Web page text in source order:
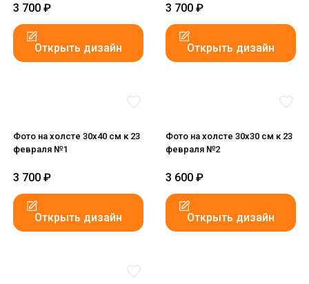
3 700 ₽
Открыть дизайн
3 700 ₽
Открыть дизайн
Фото на холсте 30х40 см к 23
февраля №1
3 700 ₽
Открыть дизайн
Фото на холсте 30х30 см к 23
февраля №2
3 600 ₽
Открыть дизайн